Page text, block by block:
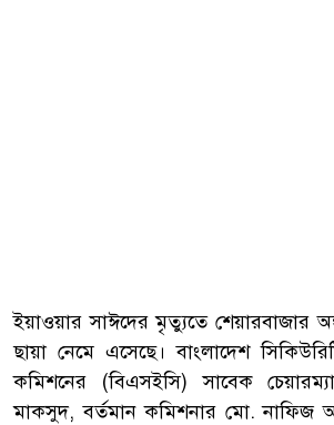
ইয়াওয়ার সাঈদের মৃত্যুতে শেয়ারবাজার
ছায়া নেমে এসেছে। বাংলাদেশ
কমিশনের (বিএসইসি) সাবেক
মাকসুদ, বর্তমান কমিশনার মো.